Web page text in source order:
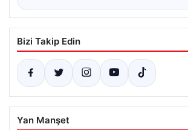
Bizi Takip Edin
Yan Manşet